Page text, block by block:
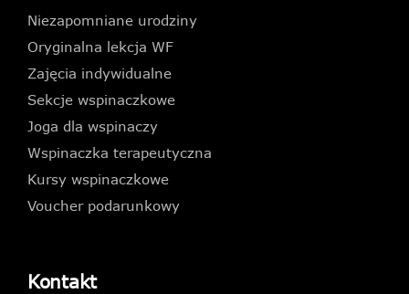
Niezapomniane urodziny
Oryginalna lekcja WF
Zajęcia indywidualne
Sekcje wspinaczkowe
Joga dla wspinaczy
Wspinaczka terapeutyczna
Kursy wspinaczkowe
Voucher podarunkowy
Kontakt